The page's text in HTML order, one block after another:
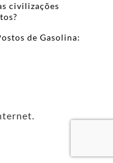
civilizações
de Gasolina: